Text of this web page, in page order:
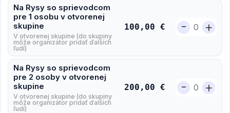
Na Rysy so sprievodcom
pre 1 osobu v otvorenej
skupine
V otvorenej skupine (do skupiny
môže organizátor pridať ďalších
ľudí)
100,00 € - +
Na Rysy so sprievodcom
pre 2 osoby v otvorenej
skupine
V otvorenej skupine (do skupiny
môže organizátor pridať ďalších
ľudí)
200,00 € - +